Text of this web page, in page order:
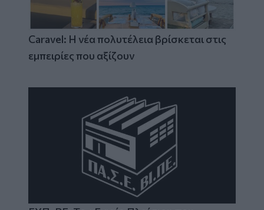
Caravel: Η νέα πολυτέλεια βρίσκεται στις
εμπειρίες που αξίζουν